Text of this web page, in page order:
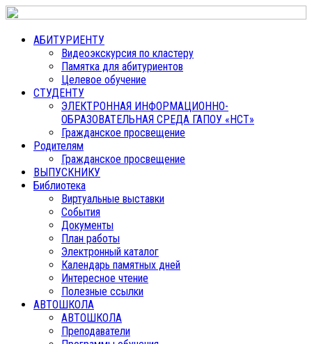
АБИТУРИЕНТУ
Видеоэкскурсия по кластеру
Памятка для абитуриентов
Целевое обучение
СТУДЕНТУ
ЭЛЕКТРОННАЯ ИНФОРМАЦИОННО-
ОБРАЗОВАТЕЛЬНАЯ СРЕДА ГАПОУ «НСТ»
Гражданское просвещение
Родителям
Гражданское просвещение
ВЫПУСКНИКУ
Библиотека
Виртуальные выставки
События
Документы
План работы
Электронный каталог
Календарь памятных дней
Интересное чтение
Полезные ссылки
АВТОШКОЛА
АВТОШКОЛА
Преподаватели